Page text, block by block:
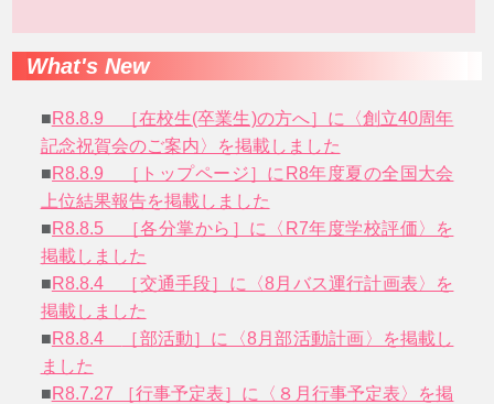
What's New
■R8.8.9 ［在校生(卒業生)の方へ］に〈創立40周年
記念祝賀会のご案内〉を掲載しました
■R8.8.9 ［トップページ］にR8年度夏の全国大会
上位結果報告を掲載しました
■R8.8.5 ［各分掌から］に〈R7年度学校評価〉を
掲載しました
■R8.8.4 ［交通手段］に〈8月バス運行計画表〉を
掲載しました
■R8.8.4
［部活動］に〈8月部活動計画〉を掲載し
ました
■R8.7.27 ［行事予定表］に〈８月行事予定表〉を掲